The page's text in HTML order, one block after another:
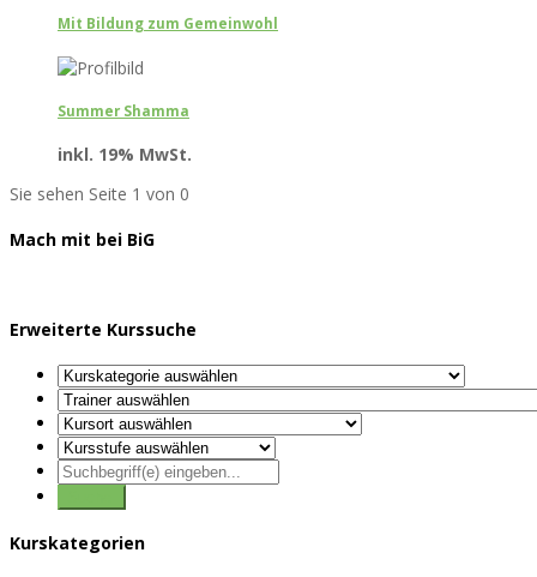
Mit Bildung zum Gemeinwohl
Summer Shamma
inkl. 19% MwSt.
Sie sehen Seite 1 von 0
Mach mit bei BiG
Erweiterte Kurssuche
Kurskategorien